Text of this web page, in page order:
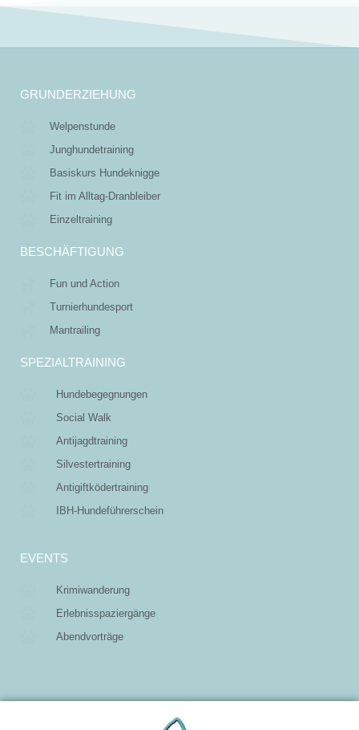
GRUNDERZIEHUNG
Welpenstunde
Junghundetraining
Basiskurs Hundeknigge
Fit im Alltag-Dranbleiber
Einzeltraining
BESCHÄFTIGUNG
Fun und Action
Turnierhundesport
Mantrailing
SPEZIALTRAINING
Hundebegegnungen
Social Walk
Antijagdtraining
Silvestertraining
Antigiftködertraining
IBH-Hundeführerschein
EVENTS
Krimiwanderung
Erlebnisspaziergänge
Abendvorträge